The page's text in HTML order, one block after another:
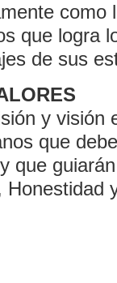
como
que logra
de sus
y visión
que
que
Honestidad